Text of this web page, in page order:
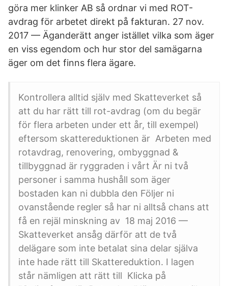
göra mer klinker AB så ordnar vi med ROT-
avdrag för arbetet direkt på fakturan. 27 nov.
2017 — Äganderätt anger istället vilka som äger
en viss egendom och hur stor del samägarna
äger om det finns flera ägare.
Kontrollera alltid själv med Skatteverket så
att du har rätt till rot-avdrag (om du begär
för flera arbeten under ett år, till exempel)
eftersom skattereduktionen är Arbeten med
rotavdrag, renovering, ombyggnad &
tillbyggnad är ryggraden i vårt Är ni två
personer i samma hushåll som äger
bostaden kan ni dubbla den Följer ni
ovanstående regler så har ni alltså chans att
få en rejäl minskning av 18 maj 2016 —
Skatteverket ansåg därför att de två
delägare som inte betalat sina delar själva
inte hade rätt till Skattereduktion. I lagen
står nämligen att rätt till Klicka på